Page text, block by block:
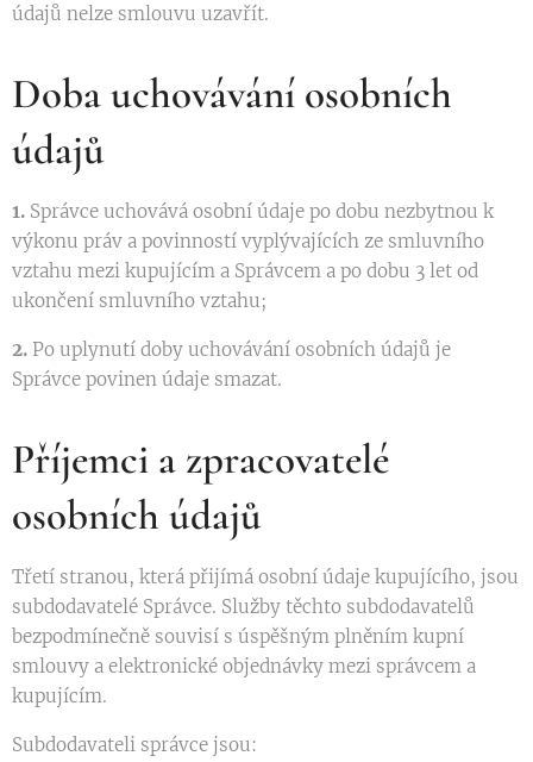
údajů nelze smlouvu uzavřít.
Doba uchovávání osobních
údajů
1. Správce uchovává osobní údaje po dobu nezbytnou k
výkonu práv a povinností vyplývajících ze smluvního
vztahu mezi kupujícím a Správcem a po dobu 3 let od
ukončení smluvního vztahu;
2. Po uplynutí doby uchovávání osobních údajů je
Správce povinen údaje smazat.
Příjemci a zpracovatelé
osobních údajů
Třetí stranou, která přijímá osobní údaje kupujícího, jsou
subdodavatelé Správce. Služby těchto subdodavatelů
bezpodmínečně souvisí s úspěšným plněním kupní
smlouvy a elektronické objednávky mezi správcem a
kupujícím.
Subdodavateli správce jsou: